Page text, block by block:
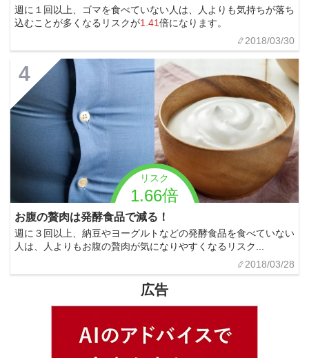
週に１回以上、ゴマを食べていない人は、人よりも気持ちが落ち
込むことが多くなるリスクが1.41倍になります。
2018/03/30
リスク
1.66倍
4
お腹の贅肉は発酵食品で減る！
週に３回以上、納豆やヨーグルトなどの発酵食品を食べていない
人は、人よりもお腹の贅肉が気になりやすくなるリスク...
2018/03/28
広告